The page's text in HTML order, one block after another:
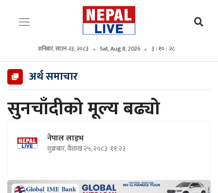
शनिबार, साउन २३, २०८३ Sat, Aug 8, 2026 ३ : १० : २९
अर्थ समाचार
सुनचाँदीको मूल्य बढ्यो
नेपाल लाइभ
शुक्रबार, वैशाख २५, २०८३ ११:२३